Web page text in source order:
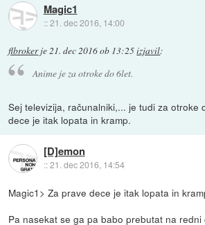
Magic1
::21. dec 2016, 14:00
flbrokerje 21. dec 2016 ob 13:25izjavil:
Anime je za otroke do 6let.
Sej televizija, računalniki,... je tudi za otroke
dece je itak lopata in kramp.
[D]emon
::21. dec 2016, 14:54
Magic1> Za prave dece je itak lopata in
Pa nasekat se ga pa babo prebutat na redni